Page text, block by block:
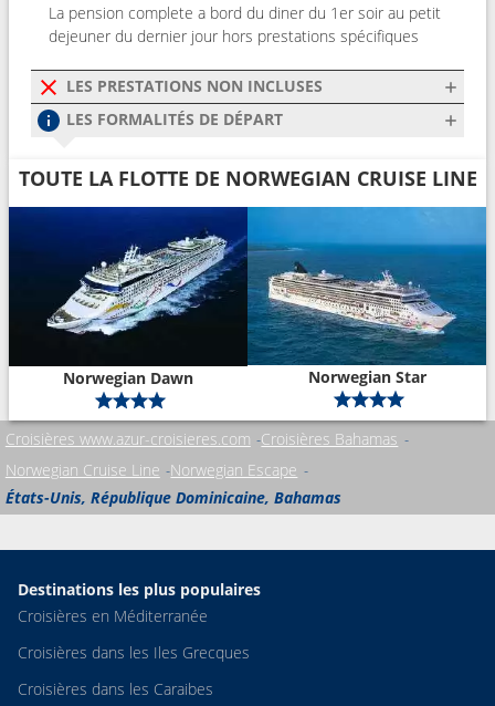
La pension complete a bord du diner du 1er soir au petit
dejeuner du dernier jour hors prestations spécifiques
LES PRESTATIONS NON INCLUSES
LES FORMALITÉS DE DÉPART
TOUTE LA FLOTTE DE NORWEGIAN CRUISE LINE
Norwegian Dawn Norwegian Star
Croisières www.azur-croisieres.com Croisières Bahamas
Norwegian Cruise Line Norwegian Escape
États-Unis, République Dominicaine, Bahamas
Destinations les plus populaires
Croisières en Méditerranée
Croisières dans les Iles Grecques
Croisières dans les Caraibes